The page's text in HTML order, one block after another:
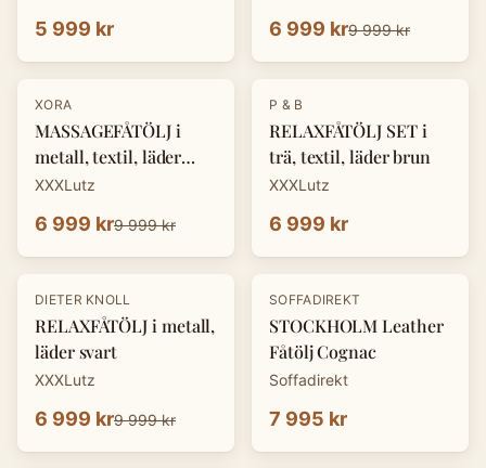
5 999 kr 6 999 kr9 999 kr
-30%
XORA
MASSAGEFÅTÖLJ i
metall, textil, läder
mörkgrå
XXXLutz
6 999 kr9 999 kr
P & B
RELAXFÅTÖLJ SET i
trä, textil, läder brun
XXXLutz
6 999 kr
-30%
DIETER KNOLL
RELAXFÅTÖLJ i metall,
läder svart
XXXLutz
6 999 kr9 999 kr
SOFFADIREKT
STOCKHOLM Leather
Fåtölj Cognac
Soffadirekt
7 995 kr